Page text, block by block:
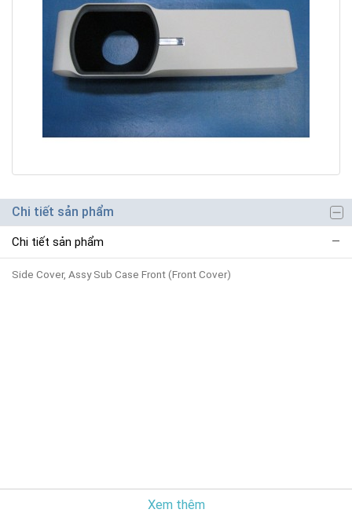
Chi tiết sản phẩm
Chi tiết sản phẩm
Side Cover, Assy Sub Case Front (Front Cover)
Xem thêm